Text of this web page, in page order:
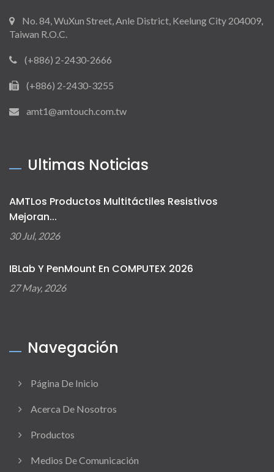
No. 84, WuXun Street, Anle District, Keelung City 204009,
Taiwan R.O.C.
(+886) 2-2430-2666
(+886) 2-2430-3255
amt1@amtouch.com.tw
Ultimas Noticias
AMTLos Productos Multitáctiles Resistivos
Mejoran...
30 Jul, 2026
IBLab Y PenMount En COMPUTEX 2026
27 May, 2026
Navegación
Página De Inicio
Acerca De Nosotros
Productos
Medios De Comunicación